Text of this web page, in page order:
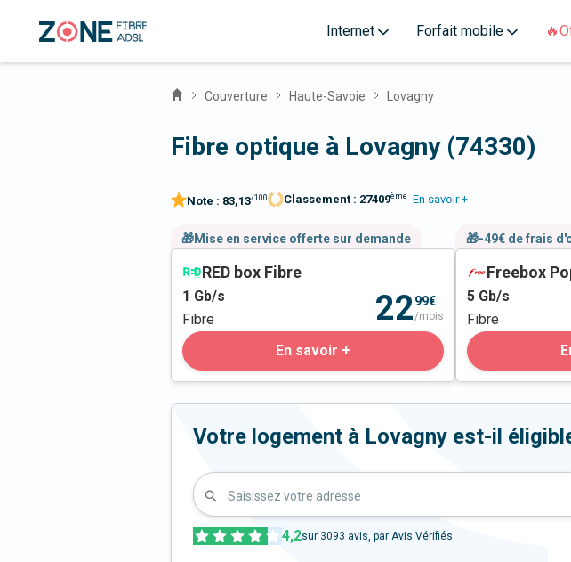
Internet Forfait mobile
Couverture Haute-Savoie Lovagny
Fibre optique à Lovagny (74330)
Note : 83,13/100 Classement : 27409ème En savoir +
🎁Mise en service offerte sur demande
RED box Fibre
1 Gb/s
Fibre
2299€
/mois
En savoir +
🎁-49€ de frais
Freebox
5 Gb/s
Fibre
Votre logement à Lovagny est-il
Saisissez votre adresse
4,2sur 3093 avis, par Avis Vérifiés